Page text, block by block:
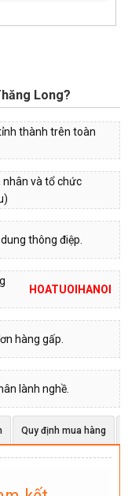
Long?
thành trên toàn
nhân và tổ chức
thông điệp.
HOATUOIHANOI
hàng gấp.
lành nghề.
Quy định mua hàng